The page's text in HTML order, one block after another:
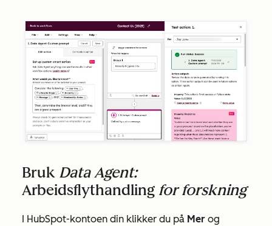
Bruk Data Agent:
Arbeidsflythandling for forskning
I HubSpot-kontoen din klikker du på Mer og